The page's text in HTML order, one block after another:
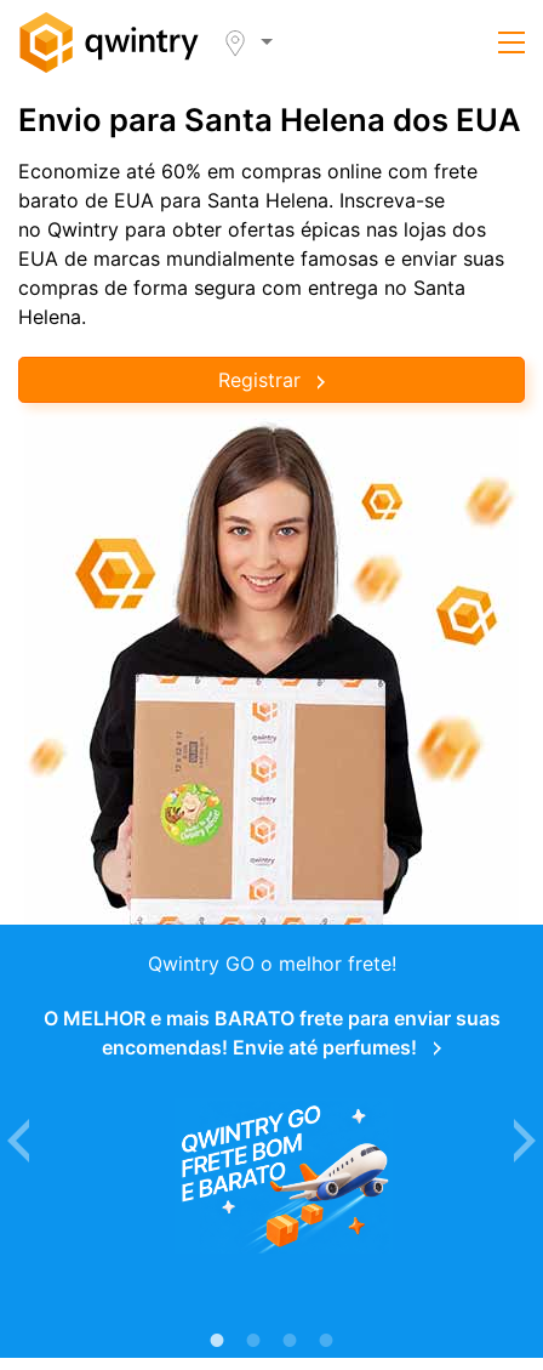
Envio para Santa Helena dos EUA
Economize até 60% em compras online com frete
barato de EUA para Santa Helena. Inscreva-se
no Qwintry para obter ofertas épicas nas lojas dos
EUA de marcas mundialmente famosas e enviar suas
compras de forma segura com entrega no Santa
Helena.
Registrar
Qwintry GO o melhor frete!
O MELHOR e mais BARATO frete para enviar suas
encomendas! Envie até perfumes!